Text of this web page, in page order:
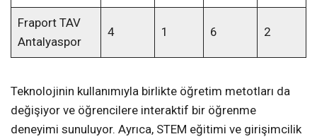
Fraport TAV
Antalyaspor
4 1 6 2
Teknolojinin kullanımıyla birlikte öğretim metotları da
değişiyor ve öğrencilere interaktif bir öğrenme
deneyimi sunuluyor. Ayrıca, STEM eğitimi ve girişimcilik